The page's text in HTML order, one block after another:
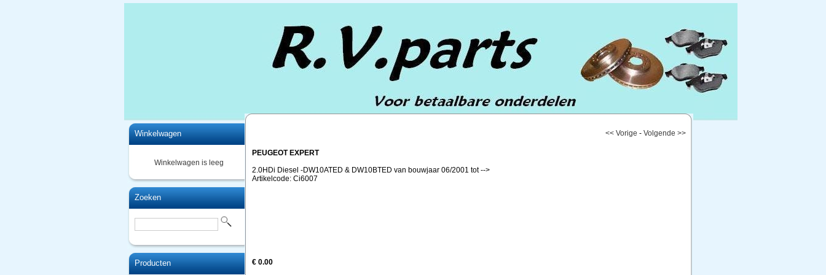
Winkelwagen
Winkelwagen is leeg
Zoeken
Producten
<< Vorige - Volgende >>
PEUGEOT EXPERT
2.0HDi Diesel -DW10ATED & DW10BTED van bouwjaar 06/2001 tot -->
Artikelcode: Ci6007
€ 0.00